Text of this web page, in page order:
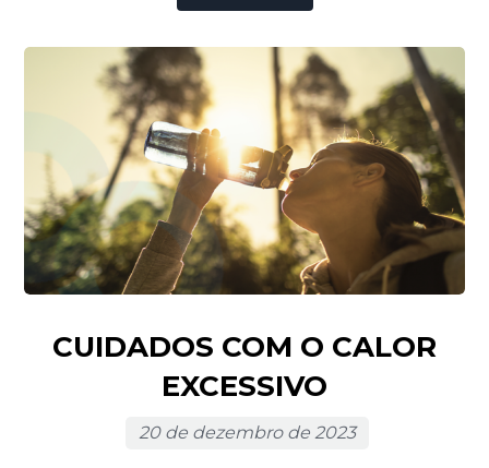
CUIDADOS COM O CALOR
EXCESSIVO
20 de dezembro de 2023